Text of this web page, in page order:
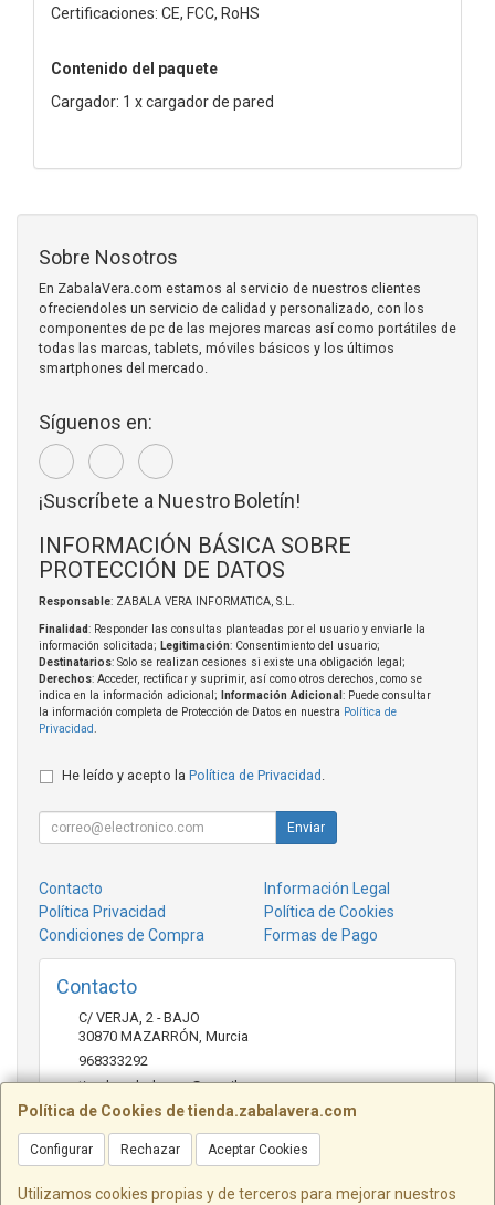
Certificaciones: CE, FCC, RoHS
Contenido del paquete
Cargador: 1 x cargador de pared
Política de Cookies de tienda.zabalavera.com
Configurar Rechazar Aceptar Cookies
Utilizamos cookies propias y de terceros para mejorar nuestros
Sobre Nosotros
En ZabalaVera.com estamos al servicio de nuestros clientes
ofreciendoles un servicio de calidad y personalizado, con los
componentes de pc de las mejores marcas así como portátiles de
todas las marcas, tablets, móviles básicos y los últimos
smartphones del mercado.
Síguenos en:
¡Suscríbete a Nuestro Boletín!
INFORMACIÓN BÁSICA SOBRE
PROTECCIÓN DE DATOS
Responsable: ZABALA VERA INFORMATICA, S.L.
Finalidad: Responder las consultas planteadas por el usuario y enviarle la
información solicitada; Legitimación: Consentimiento del usuario;
Destinatarios: Solo se realizan cesiones si existe una obligación legal;
Derechos: Acceder, rectificar y suprimir, así como otros derechos, como se
indica en la información adicional;
Información Adicional : Puede consultar
la información completa de Protección de Datos en nuestra Política de
Privacidad
He leído y acepto la Política de Privacidad
Enviar
Contacto
Información Legal
Política Privacidad
Política de Cookies
Condiciones de Compra
Formas de Pago
Contacto
C/ VERJA, 2 - BAJO
30870 MAZARRÓN Murcia
968333292
tienda.zabalavera@gmail.com
Horario
9:30-14:00 y 17:30-20:00